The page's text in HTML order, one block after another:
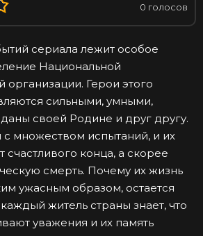
0 голосов
сериала лежит особое
Национальной
организации. Герои этого
сильными, умными,
своей Родине и друг другу.
с множеством испытаний, и их
счастливого конца, а скорее
смерть. Почему их жизнь
ужасным образом, остается
житель страны знает, что
уважения и их память